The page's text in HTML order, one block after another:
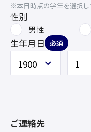
※本日時点の学年を選択し
性別
男性
生年月日 必須
ご連絡先